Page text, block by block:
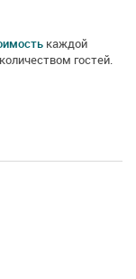
каждой
гостей.